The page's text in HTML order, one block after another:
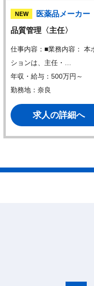
NEW
医薬品メーカー
品質管理〈主任〉
仕事内容：■業務内容： 本
ションは、主任・…
年収・給与：500万円～
勤務地：奈良
求人の詳細へ